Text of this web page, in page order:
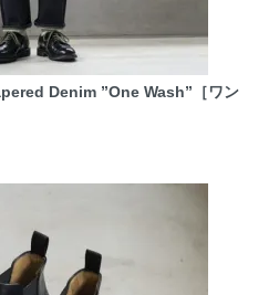
Denim ”One Wash”［ワン